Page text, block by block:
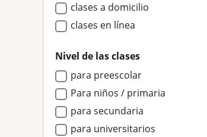
clases a domicilio
clases en línea
Nivel de las clases
para preescolar
Para niños / primaria
para secundaria
para universitarios